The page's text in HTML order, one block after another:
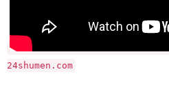
24shumen.com